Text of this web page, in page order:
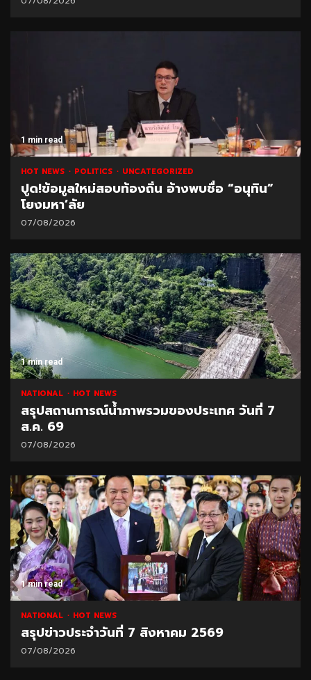
1 min read
HOT NEWS POLITICS UNCATEGORIZED
ปูด!ข้อมูลใหม่สอบท้องถิ่น อ้างพบชื่อ “อนุทิน”
โยงมหา’ลัย
07/08/2026
1 min read
NATIONAL HOT NEWS
สรุปสถานการณ์น้ำภาพรวมของประเทศ วันที่ 7
ส.ค. 69
07/08/2026
1 min read
NATIONAL HOT NEWS
สรุปข่าวประจำวันที่ 7 สิงหาคม 2569
07/08/2026